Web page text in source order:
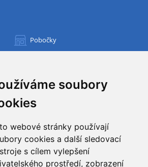
soubory
webové stránky používají
cookies a další sledovací
s cílem vylepšení
prostředí, zobrazení
Pobočky
OTVÍRACÍ DOBA